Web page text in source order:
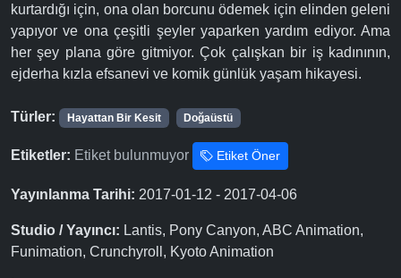
kurtardığı için, ona olan borcunu ödemek için elinden geleni
yapıyor ve ona çeşitli şeyler yaparken yardım ediyor. Ama
her şey plana göre gitmiyor. Çok çalışkan bir iş kadınının,
ejderha kızla efsanevi ve komik günlük yaşam hikayesi.
Türler: Hayattan Bir Kesit Doğaüstü
Etiketler: Etiket bulunmuyor Etiket Öner
Yayınlanma Tarihi: 2017-01-12 - 2017-04-06
Studio / Yayıncı: Lantis, Pony Canyon, ABC Animation,
Funimation, Crunchyroll, Kyoto Animation